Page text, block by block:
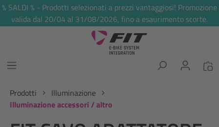
principale
% SALDI % - Prodotti selezionati a prezzi vantaggiosi! Promozione
valida dal 20/04 al 31/08/2026, fino a esaurimento scorte.
Prodotti
Illuminazione
Illuminazione accessori / altro